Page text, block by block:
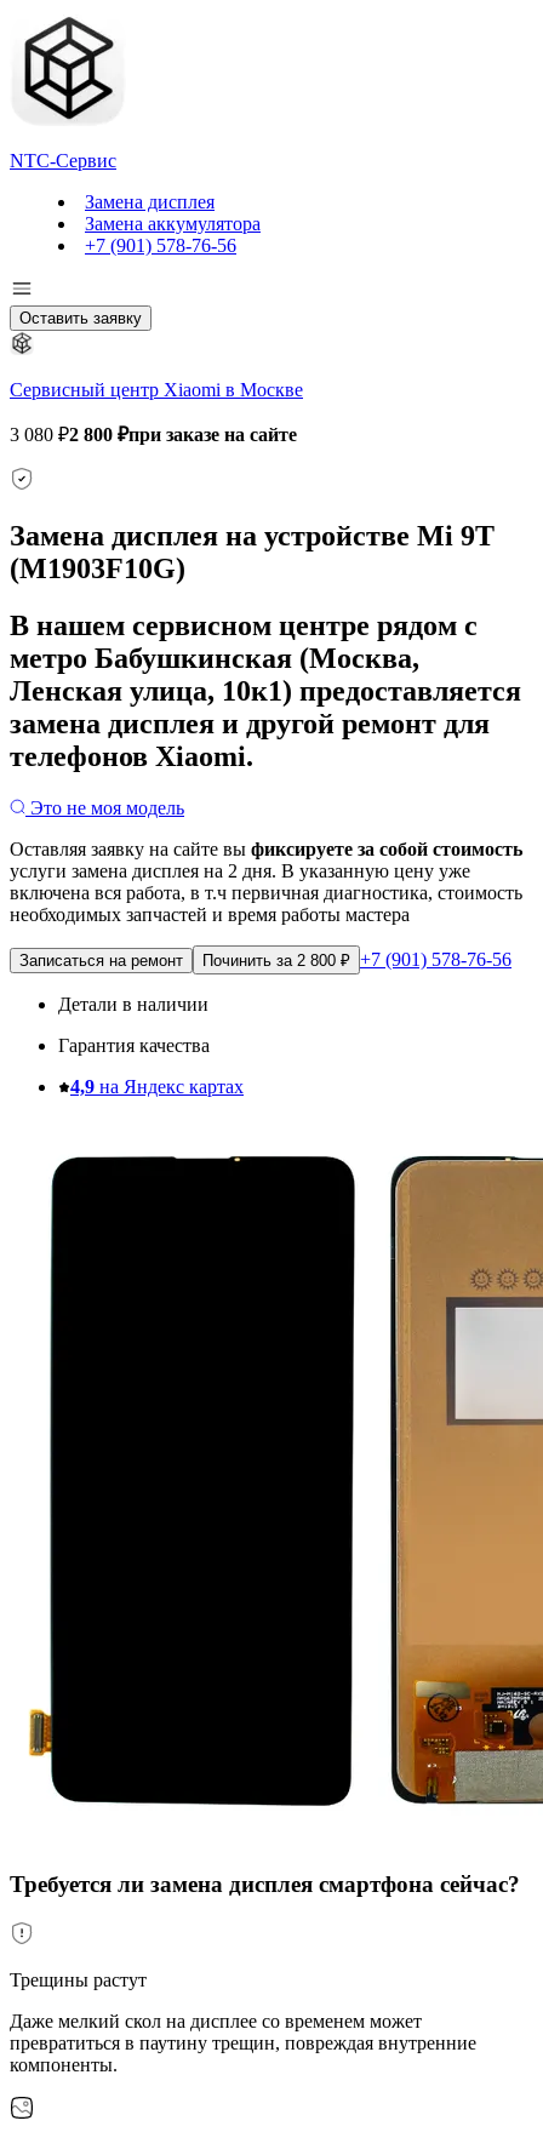
NTC-Сервис
Замена дисплея
Замена аккумулятора
+7 (901) 578-76-56
Оставить заявку
Сервисный центр Xiaomi в Москве
3 080 ₽2 800 ₽при заказе на сайте
Замена дисплея на устройстве Mi 9T
(M1903F10G)
В нашем сервисном центре рядом с
метро Бабушкинская (Москва,
Ленская улица, 10к1) предоставляется
замена дисплея и другой ремонт для
телефонов Xiaomi.
Это не моя модель
Оставляя заявку на сайте вы фиксируете за собой стоимость
услуги замена дисплея на 2 дня. В указанную цену уже
включена вся работа, в т.ч первичная диагностика, стоимость
необходимых запчастей и время работы мастера
Записаться на ремонт Починить за 2 800 ₽ +7 (901) 578-76-56
Детали в наличии
Гарантия качества
4,9 на Яндекс картах
Требуется ли замена дисплея смартфона сейчас?
Трещины растут
Даже мелкий скол на дисплее со временем может
превратиться в паутину трещин, повреждая внутренние
компоненты.